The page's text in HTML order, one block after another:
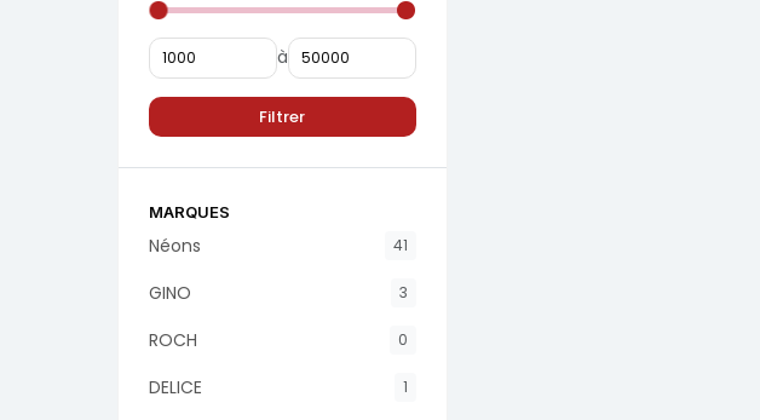
à
Filtrer
MARQUES
Néons 41
GINO 3
ROCH 0
DELICE 1